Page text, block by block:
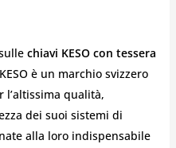
chiavi KESO con tessera
è un marchio svizzero
l’altissima qualità,
dei suoi sistemi di
alla loro indispensabile